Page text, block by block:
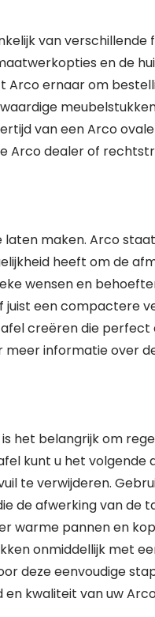
van verschillende
en de
ernaar om
van een Arco
Arco dealer of
maken. Arco
heeft om de
wensen en
een compactere
creëren die perfect
meer informatie over
het belangrijk om
kunt u het volgende
te verwijderen.
de afwerking van de
warme pannen en
onmiddellijk met
deze eenvoudige
kwaliteit van uw